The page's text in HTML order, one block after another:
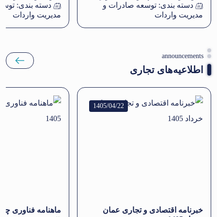
دسته بندی: توسعه صادرات و
مدیریت واردات
دسته بندی:
مدیریت واردات
announcements
اطلاعیه‌های تجاری
1405/04/22
خبرنامه اقتصادی و تجاری عمان
ماهنامه فناوری چین